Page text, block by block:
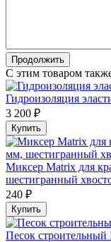
Продолжить
С этим товаром
Гидроизоляция
3 200 ₽
Купить
Миксер Matrix для
шестигранный
240 ₽
Купить
Песок строительный